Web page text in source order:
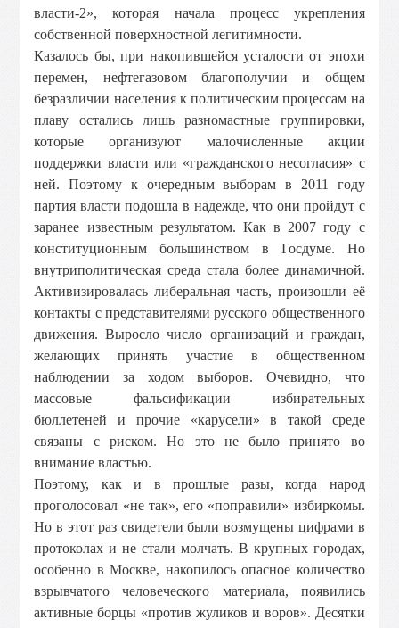
власти-2», которая начала процесс укрепления
собственной поверхностной легитимности.
Казалось бы, при накопившейся усталости от эпохи
перемен, нефтегазовом благополучии и общем
безразличии населения к политическим процессам на
плаву остались лишь разномастные группировки,
которые организуют малочисленные акции
поддержки власти или «гражданского несогласия» с
ней. Поэтому к очередным выборам в 2011 году
партия власти подошла в надежде, что они пройдут с
заранее известным результатом. Как в 2007 году с
конституционным большинством в Госдуме. Но
внутриполитическая среда стала более динамичной.
Активизировалась либеральная часть, произошли её
контакты с представителями русского общественного
движения. Выросло число организаций и граждан,
желающих принять участие в общественном
наблюдении за ходом выборов. Очевидно, что
массовые фальсификации избирательных
бюллетеней и прочие «карусели» в такой среде
связаны с риском. Но это не было принято во
внимание властью.
Поэтому, как и в прошлые разы, когда народ
проголосовал «не так», его «поправили» избиркомы.
Но в этот раз свидетели были возмущены цифрами в
протоколах и не стали молчать. В крупных городах,
особенно в Москве, накопилось опасное количество
взрывчатого человеческого материала, появились
активные борцы «против жуликов и воров». Десятки